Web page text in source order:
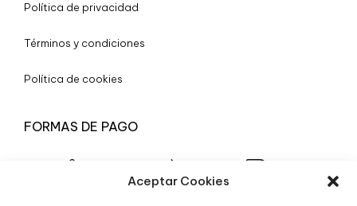
Aceptar Cookies
Política de privacidad
Términos y condiciones
Política de cookies
FORMAS DE PAGO